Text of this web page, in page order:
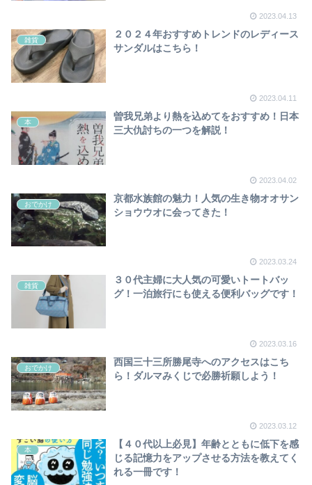
2023.04.13
雑貨
２０２４年おすすめトレンドのレディース
サンダルはこちら！
2023.04.11
本
曽我兄弟より熱を込めてをおすすめ！日本
三大仇討ちの一つを解説！
2023.04.02
おでかけ
京都水族館の魅力！人気の生き物オオサン
ショウウオに会ってきた！
2023.03.24
雑貨
３０代主婦に大人気の可愛いトートバッ
グ！一泊旅行にも使える便利バッグです！
2023.03.16
おでかけ
西国三十三所勝尾寺へのアクセスはこち
ら！ダルマみくじで必勝祈願しよう！
2023.03.12
本
【４０代以上必見】年齢とともに低下を感
じる記憶力をアップさせる方法を教えてく
れる一冊です！